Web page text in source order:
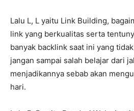
Lalu L, L yaitu Link Building,
link yang berkualitas serta
banyak backlink saat ini yang
jangan sampai salah belajar dari
menjadikannya sebab akan
hari.